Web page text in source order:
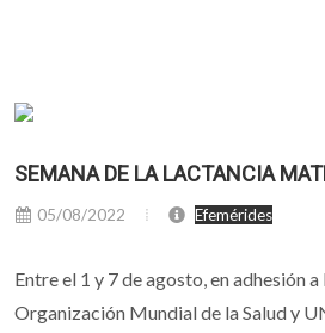
SEMANA DE LA LACTANCIA
05/08/2022 Efemérides
Entre el 1 y 7 de agosto, en adhesión
Organización Mundial de la Salud y